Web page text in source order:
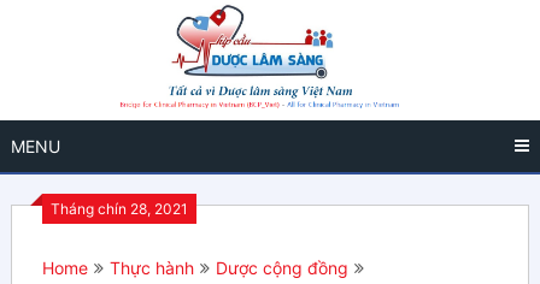
MENU
Tháng chín 28, 2021
Home Thực hành
Dược cộng đồng